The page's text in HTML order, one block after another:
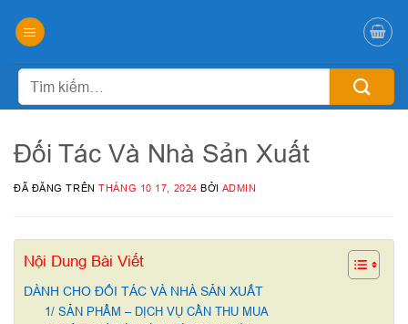
đến
dung
kiếm:
Đối Tác Và Nhà Sản Xuất
ĐÃ ĐĂNG TRÊNTHÁNG 10 17, 2024 BỞI ADMIN
Nội Dung Bài Viết
DÀNH CHO ĐỐI TÁC VÀ NHÀ SẢN XUẤT
1/ SẢN PHẨM – DỊCH VỤ CẦN THU MUA